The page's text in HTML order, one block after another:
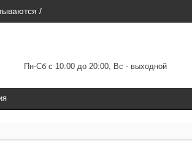
/
Пн-Сб с 10:00 до 20:00, Вс - выходной